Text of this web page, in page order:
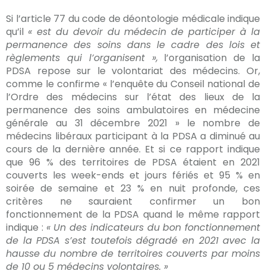
Si l’article 77 du code de déontologie médicale indique
qu’il « est du devoir du médecin de participer à la
permanence des soins dans le cadre des lois et
règlements qui l’organisent », l’organisation de la
PDSA repose sur le volontariat des médecins. Or,
comme le confirme « l’enquête du Conseil national de
l’Ordre des médecins sur l’état des lieux de la
permanence des soins ambulatoires en médecine
générale au 31 décembre 2021 » le nombre de
médecins libéraux participant à la PDSA a diminué au
cours de la dernière année. Et si ce rapport indique
que 96 % des territoires de PDSA étaient en 2021
couverts les week-ends et jours fériés et 95 % en
soirée de semaine et 23 % en nuit profonde, ces
critères ne sauraient confirmer un bon
fonctionnement de la PDSA quand le même rapport
indique : « Un des indicateurs du bon fonctionnement
de la PDSA s’est toutefois dégradé en 2021 avec la
hausse du nombre de territoires couverts par moins
de 10 ou 5 médecins volontaires. »